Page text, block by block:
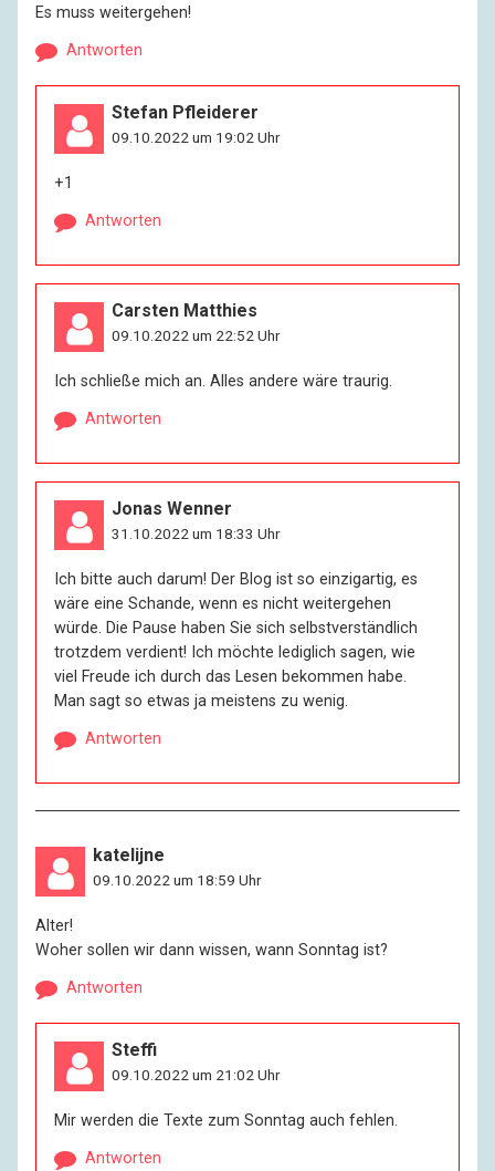
Es muss weitergehen!
Antworten
Stefan Pfleiderer
09.10.2022 um 19:02 Uhr
+1
Antworten
Carsten Matthies
09.10.2022 um 22:52 Uhr
Ich schließe mich an. Alles andere wäre traurig.
Antworten
Jonas Wenner
31.10.2022 um 18:33 Uhr
Ich bitte auch darum! Der Blog ist so einzigartig, es
wäre eine Schande, wenn es nicht weitergehen
würde. Die Pause haben Sie sich selbstverständlich
trotzdem verdient! Ich möchte lediglich sagen, wie
viel Freude ich durch das Lesen bekommen habe.
Man sagt so etwas ja meistens zu wenig.
Antworten
katelijne
09.10.2022 um 18:59 Uhr
Alter!
Woher sollen wir dann wissen, wann Sonntag ist?
Antworten
Steffi
09.10.2022 um 21:02 Uhr
Mir werden die Texte zum Sonntag auch fehlen.
Antworten